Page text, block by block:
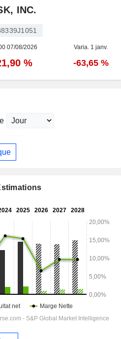
INC.
07/08/2026 Varia. 1 janv.
% -63,65 %